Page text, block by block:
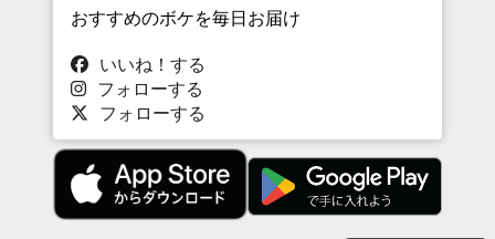
おすすめのボケを毎日お届け
いいね！する
フォローする
フォローする